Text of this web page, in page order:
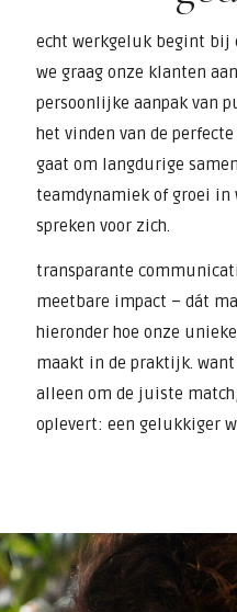
echt werkgeluk begint bij
we graag onze klanten
persoonlijke aanpak van
het vinden van de
gaat om langdurige
teamdynamiek of groei
spreken voor zich.
transparante
meetbare impact – dát
hieronder hoe onze
maakt in de praktijk.
alleen om de juiste
oplevert: een gelukkiger